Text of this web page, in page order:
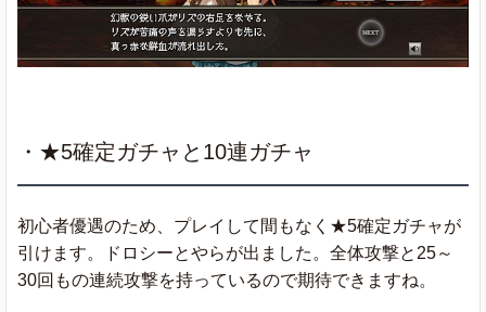
・★5確定ガチャと10連ガチャ
初心者優遇のため、プレイして間もなく★5確定ガチャが
引けます。ドロシーとやらが出ました。全体攻撃と25～
30回もの連続攻撃を持っているので期待できますね。